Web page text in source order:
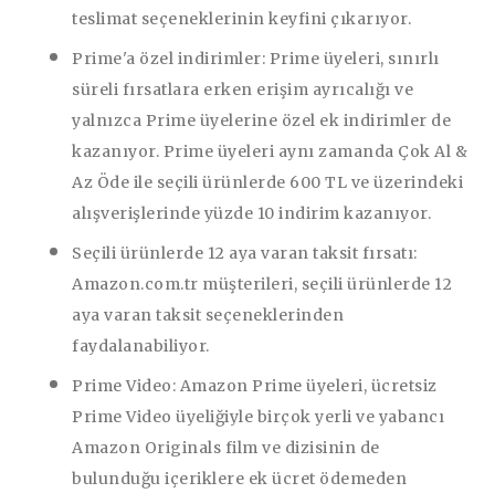
teslimat seçeneklerinin keyfini çıkarıyor.
Prime'a özel indirimler: Prime üyeleri, sınırlı
süreli fırsatlara erken erişim ayrıcalığı ve
yalnızca Prime üyelerine özel ek indirimler de
kazanıyor. Prime üyeleri aynı zamanda Çok Al &
Az Öde ile seçili ürünlerde 600 TL ve üzerindeki
alışverişlerinde yüzde 10 indirim kazanıyor.
Seçili ürünlerde 12 aya varan taksit fırsatı:
Amazon.com.tr müşterileri, seçili ürünlerde 12
aya varan taksit seçeneklerinden
faydalanabiliyor.
Prime Video: Amazon Prime üyeleri, ücretsiz
Prime Video üyeliğiyle birçok yerli ve yabancı
Amazon Originals film ve dizisinin de
bulunduğu içeriklere ek ücret ödemeden